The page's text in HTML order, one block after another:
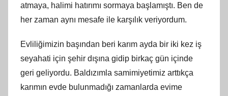
atmaya, halimi hatırımı sormaya başlamıştı. Ben de
her zaman aynı mesafe ile karşılık veriyordum.
Evliliğimizin başından beri karım ayda bir iki kez iş
seyahati için şehir dışına gidip birkaç gün içinde
geri geliyordu. Baldızımla samimiyetimiz arttıkça
karımın evde bulunmadığı zamanlarda evime